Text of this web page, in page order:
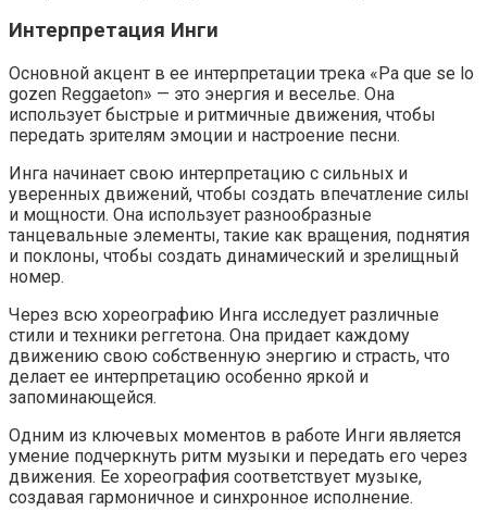
Интерпретация Инги
Основной акцент в ее интерпретации трека «Pa que se lo
gozen Reggaeton» — это энергия и веселье. Она
использует быстрые и ритмичные движения, чтобы
передать зрителям эмоции и настроение песни.
Инга начинает свою интерпретацию с сильных и
уверенных движений, чтобы создать впечатление силы
и мощности. Она использует разнообразные
танцевальные элементы, такие как вращения, поднятия
и поклоны, чтобы создать динамический и зрелищный
номер.
Через всю хореографию Инга исследует различные
стили и техники реггетона. Она придает каждому
движению свою собственную энергию и страсть, что
делает ее интерпретацию особенно яркой и
запоминающейся.
Одним из ключевых моментов в работе Инги является
умение подчеркнуть ритм музыки и передать его через
движения. Ее хореография соответствует музыке,
создавая гармоничное и синхронное исполнение.